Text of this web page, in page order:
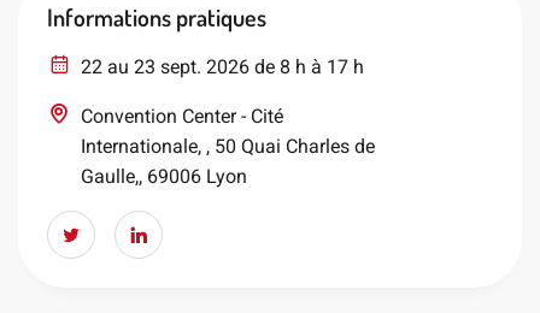
Informations pratiques
22 au 23 sept. 2026 de 8 h à 17 h
Convention Center - Cité
Internationale, , 50 Quai Charles de
Gaulle,, 69006 Lyon